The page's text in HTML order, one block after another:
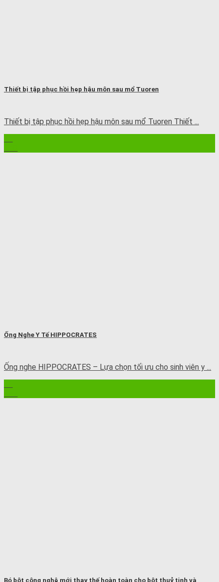
Thiết bị tập phục hồi hẹp hậu môn sau mổ Tuoren
Thiết bị tập phục hồi hẹp hậu môn sau mổ Tuoren Thiết ...
Ống Nghe Y Tế HIPPOCRATES
Ống nghe HIPPOCRATES – Lựa chọn tối ưu cho sinh viên y ...
Bó bột công nghệ mới thay thế hoàn toàn cho bột thuỷ tinh và